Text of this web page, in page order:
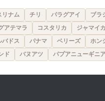
リナム チリ パラグアイ ブラ
アテマラ コスタリカ ジャマイカ
バドス パナマ ベリーズ ホン
ド バヌアツ パプアニューギニ